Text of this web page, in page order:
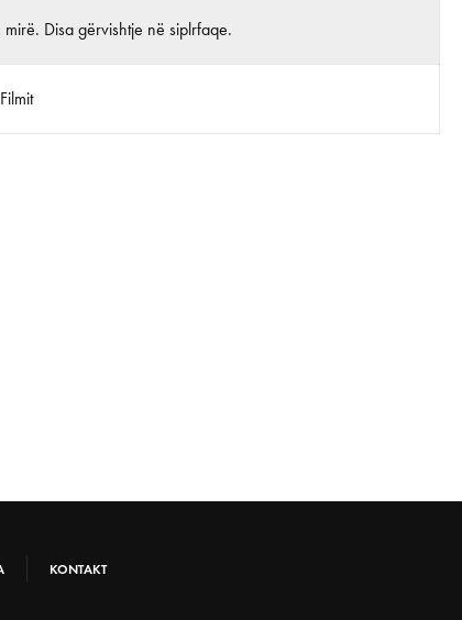
Disa gërvishtje në siplrfaqe.
KONTAKT